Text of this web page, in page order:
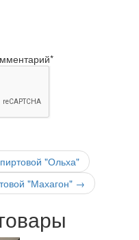
"Ольха"
"Махагон"→